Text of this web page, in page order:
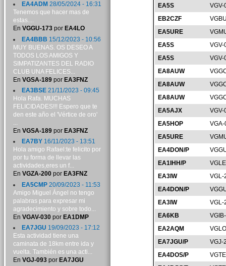
EA5S
VGV-
EB2CZF
EA5URE
EA5S
VGV-
EA5S
VGV-
EA8AUW
EA8AUW
EA8AUW
EA5AJX
VGV-
EA5HOP
EA5URE
EA4DON/P
EA1IHH/P
EA3IW
VGL-
EA4DON/P
EA3IW
VGL-
EA6KB
EA2AQM
EA7JGU/P
VGJ-
EA4DOS/P
EA4ADM 28/05/2024 - 16:31
Tenemos que hacer mas de
estas....
En VGGU-173por EA4LO
EA4BBB 15/12/2023 - 10:56
MUY BUENAS. OS DESEO A
TODOS LOS AMIGOS Y
SIMPATIZANTES DEL RADIO
CLUB UNA FELICES...
En VGSA-189por EA3FNZ
EA3BSE21/11/2023 - 09:45
Hola Rafa. MUCHAS
FELICIDADES!!! Espero que te
den este año el 'Vértice de oro'
...
En VGSA-189por EA3FNZ
EA7BY16/11/2023 - 13:51
Hola amigo Rafael:te felicito por
por tu forma de llevar las
actividades,eres un f...
En VGZA-200por EA3FNZ
EA5CMP20/09/2023 - 11:53
Amigo Miguel Ángel no tengo
palabras para expresar mi
agradecimiento y sobre todo...
En VGAV-030por EA1DMP
EA7JGU 19/09/2023 - 17:12
Esta actividad tiene una
caminata de 18km entre ida y
vuelta. También es una acti...
En VGJ-093por EA7JGU